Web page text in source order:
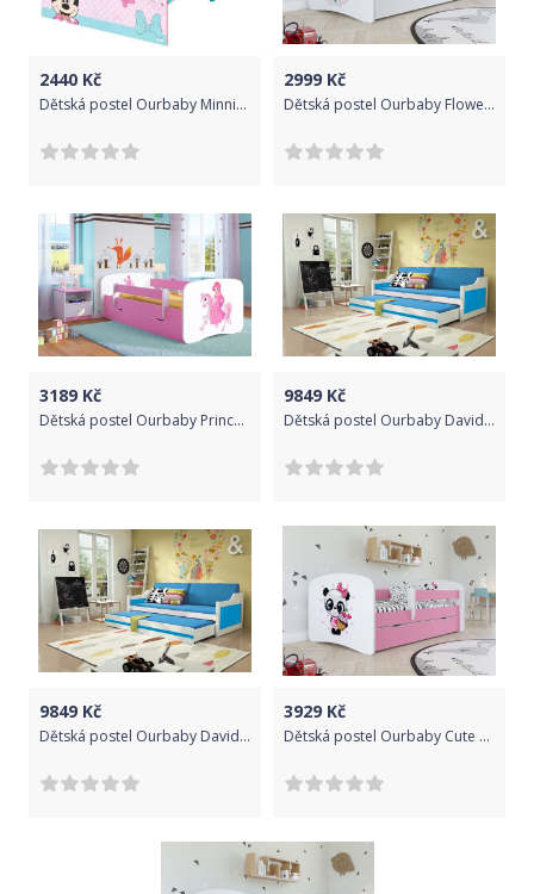
2440 Kč
Dětská postel Ourbaby Minnie Mouse 2 růžová 140x70 cm
2999 Kč
Dětská postel Ourbaby Flowery Unicorn 140x70 cm
3189 Kč
Dětská postel Ourbaby Princess růžová 160x70 cm
9849 Kč
Dětská postel Ourbaby David bílá 200x90 cm
9849 Kč
Dětská postel Ourbaby David šedá 200x90 cm
3929 Kč
Dětská postel Ourbaby Cute Panda Rose 140x70 cm